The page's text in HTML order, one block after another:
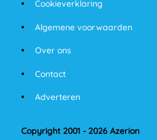
Cookieverklaring
Algemene voorwaarden
Over ons
Contact
Adverteren
Copyright 2001 - 2026 Azerion